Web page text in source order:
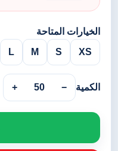
الخيارات المتاحة
XS
S
M
L
الكمية −
50
+